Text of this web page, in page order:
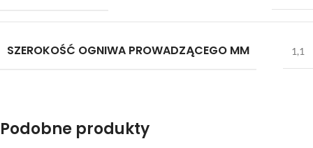
SZEROKOŚĆ OGNIWA PROWADZĄCEGO MM 1,1
Podobne produkty